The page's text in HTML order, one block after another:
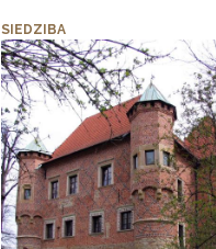
SIEDZIBA